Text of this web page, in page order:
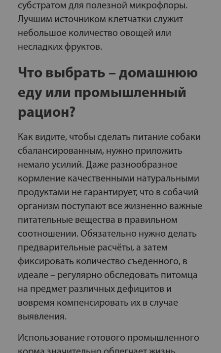
субстратом для полезной микрофлоры.
Лучшим источником клетчатки служит
небольшое количество овощей или
несладких фруктов.
Что выбрать – домашнюю
еду или промышленный
рацион?
Как видите, чтобы сделать питание собаки
сбалансированным, нужно приложить
немало усилий. Даже разнообразное
кормление качественными натуральными
продуктами не гарантирует, что в собачий
организм поступают все жизненно важные
питательные вещества в правильном
соотношении. Обязательно нужно делать
предварительные расчёты, а затем
фиксировать количество съеденного, в
идеале – регулярно обследовать питомца
на предмет различных дефицитов и
вовремя компенсировать их в случае
выявления.
Использование готового промышленного